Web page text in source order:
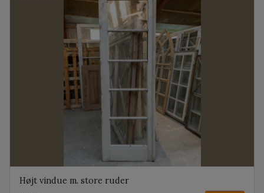
Højt vindue m. store ruder